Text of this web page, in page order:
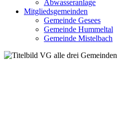
Abwasseranlage
Mitgliedsgemeinden
Gemeinde Gesees
Gemeinde Hummeltal
Gemeinde Mistelbach